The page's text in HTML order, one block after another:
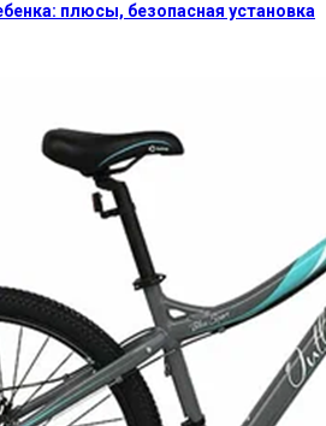
плюсы, безопасная установка